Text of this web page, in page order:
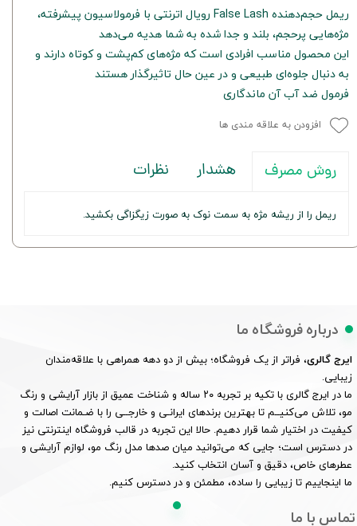
ریمل حجم‌دهنده False Lash رویال اترنتی با فرمولاسیون پیشرفته،
مژه‌هایی پرحجم، بلند و جدا شده به شما هدیه می‌دهد
این محصول مناسب افرادی است که مژه‌های کم‌پشت و کوتاه دارند و
به دنبال جلوه‌ای طبیعی و در عین حال تاثیرگذار هستند
فرمول ضد آب آن ماندگاری
افزودن به علاقه مندی ها
روش مصرف هشدار نظرات
ریمل را از ریشه مژه به سمت نوک به صورت زیگزاگی بکشید.
درباره فروشگاه ما
ایرج گالری، فراتر از یک فروشگاه؛ بیش از دو دهه همراهی با علاقه‌مندان
زیبایی.
ما در ایرج گالری با تکیه بر تجربه ۲۰ ساله و شناخت عمیق از بازار آرایشی و رنگ
مو، تلاش می‌کنیــم تا بهترین برندهای ایرانـی و خارجــی را با ضـمانت اصالت و
کیفیت در اختیار شما قرار دهیم. حالا این تجربه در قالب فروشگاه اینترنتی نیز
در دسترس است؛ جایی که می‌توانید میان صدها مدل رنگ مو، لوازم آرایشی و
عطرهای خاص، دقیق و آسان انتخاب کنید.
ما اینجاییم تا زیبایی را ساده، مطمئن و در دسترس کنیم.
تماس با ما